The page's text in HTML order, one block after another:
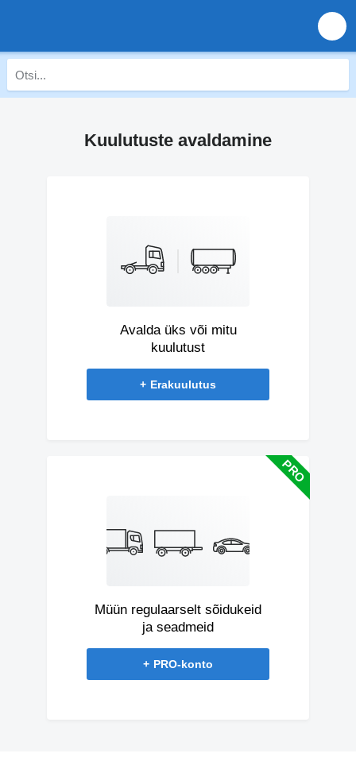
Kuulutuste avaldamine
Avalda üks või mitu
kuulutust
+ Erakuulutus
Müün regulaarselt sõidukeid
ja seadmeid
+ PRO-konto